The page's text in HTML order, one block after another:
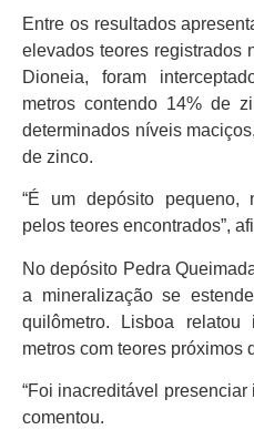
Entre os resultados
elevados teores registrados
Dioneia, foram
metros contendo 14% de
determinados níveis
de zinco.
“É um depósito pequeno,
pelos teores encontrados”,
No depósito Pedra
a mineralização se
quilômetro. Lisboa relatou
metros com teores próximos
“Foi inacreditável presenciar
comentou.